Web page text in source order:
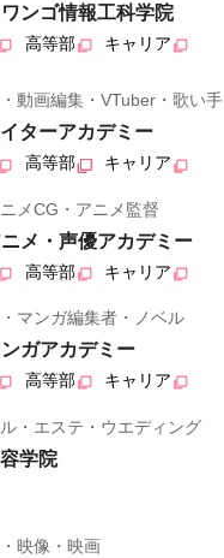
ンゴ情報工科学院
高等部 キャリア
動画編集・VTuber・歌い手
ターアカデミー
高等部 キャリア
メCG・アニメ監督
メ・声優アカデミー
高等部 キャリア
マンガ編集者・ノベル
ガアカデミー
高等部 キャリア
・エステ・ウエディング
学院
映像・映画